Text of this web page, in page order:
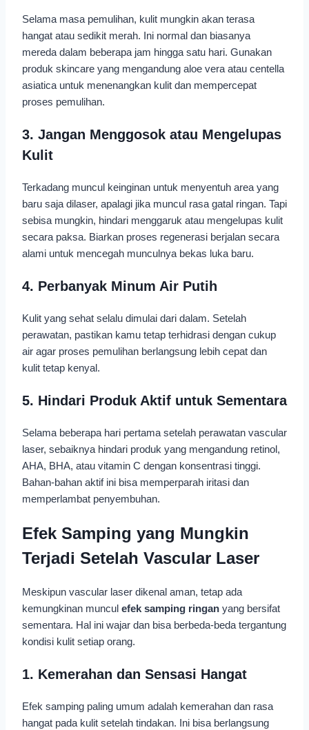
Selama masa pemulihan, kulit mungkin akan terasa
hangat atau sedikit merah. Ini normal dan biasanya
mereda dalam beberapa jam hingga satu hari. Gunakan
produk skincare yang mengandung aloe vera atau centella
asiatica untuk menenangkan kulit dan mempercepat
proses pemulihan.
3. Jangan Menggosok atau Mengelupas
Kulit
Terkadang muncul keinginan untuk menyentuh area yang
baru saja dilaser, apalagi jika muncul rasa gatal ringan. Tapi
sebisa mungkin, hindari menggaruk atau mengelupas kulit
secara paksa. Biarkan proses regenerasi berjalan secara
alami untuk mencegah munculnya bekas luka baru.
4. Perbanyak Minum Air Putih
Kulit yang sehat selalu dimulai dari dalam. Setelah
perawatan, pastikan kamu tetap terhidrasi dengan cukup
air agar proses pemulihan berlangsung lebih cepat dan
kulit tetap kenyal.
5. Hindari Produk Aktif untuk Sementara
Selama beberapa hari pertama setelah perawatan vascular
laser, sebaiknya hindari produk yang mengandung retinol,
AHA, BHA, atau vitamin C dengan konsentrasi tinggi.
Bahan-bahan aktif ini bisa memperparah iritasi dan
memperlambat penyembuhan.
Efek Samping yang Mungkin
Terjadi Setelah Vascular Laser
Meskipun vascular laser dikenal aman, tetap ada
kemungkinan muncul efek samping ringan yang bersifat
sementara. Hal ini wajar dan bisa berbeda-beda tergantung
kondisi kulit setiap orang.
1. Kemerahan dan Sensasi Hangat
Efek samping paling umum adalah kemerahan dan rasa
hangat pada kulit setelah tindakan. Ini bisa berlangsung